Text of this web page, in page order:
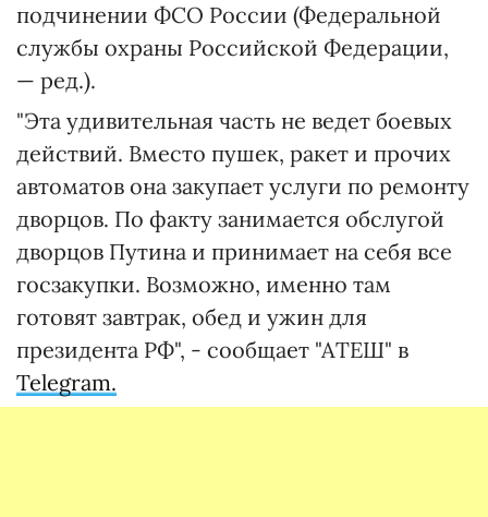
подчинении ФСО России (Федеральной
службы охраны Российской Федерации,
— ред.).
"Эта удивительная часть не ведет боевых
действий. Вместо пушек, ракет и прочих
автоматов она закупает услуги по ремонту
дворцов. По факту занимается обслугой
дворцов Путина и принимает на себя все
госзакупки. Возможно, именно там
готовят завтрак, обед и ужин для
президента РФ", - сообщает "АТЕШ" в
Telegram.